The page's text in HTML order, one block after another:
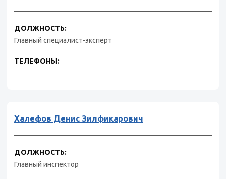
ДОЛЖНОСТЬ:
Главный специалист-эксперт
ТЕЛЕФОНЫ:
Халефов Денис Зилфикарович
ДОЛЖНОСТЬ:
Главный инспектор